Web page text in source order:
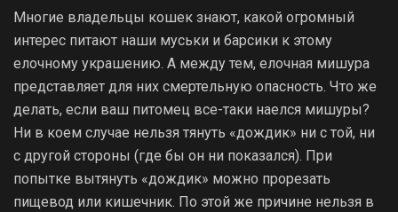
Многие владельцы кошек знают, какой огромный
интерес питают наши муськи и барсики к этому
елочному украшению. А между тем, елочная мишура
представляет для них смертельную опасность. Что же
делать, если ваш питомец все-таки наелся мишуры?
Ни в коем случае нельзя тянуть «дождик» ни с той, ни
с другой стороны (где бы он ни показался). При
попытке вытянуть «дождик» можно прорезать
пищевод или кишечник. По этой же причине нельзя в